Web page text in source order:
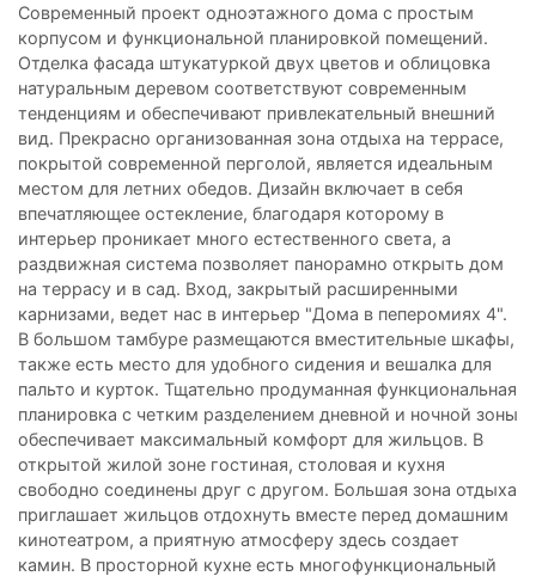
Современный проект одноэтажного дома с простым
корпусом и функциональной планировкой помещений.
Отделка фасада штукатуркой двух цветов и облицовка
натуральным деревом соответствуют современным
тенденциям и обеспечивают привлекательный внешний
вид. Прекрасно организованная зона отдыха на террасе,
покрытой современной перголой, является идеальным
местом для летних обедов. Дизайн включает в себя
впечатляющее остекление, благодаря которому в
интерьер проникает много естественного света, а
раздвижная система позволяет панорамно открыть дом
на террасу и в сад. Вход, закрытый расширенными
карнизами, ведет нас в интерьер "Дома в пеперомиях 4".
В большом тамбуре размещаются вместительные шкафы,
также есть место для удобного сидения и вешалка для
пальто и курток. Тщательно продуманная функциональная
планировка с четким разделением дневной и ночной зоны
обеспечивает максимальный комфорт для жильцов. В
открытой жилой зоне гостиная, столовая и кухня
свободно соединены друг с другом. Большая зона отдыха
приглашает жильцов отдохнуть вместе перед домашним
кинотеатром, а приятную атмосферу здесь создает
камин. В просторной кухне есть многофункциональный